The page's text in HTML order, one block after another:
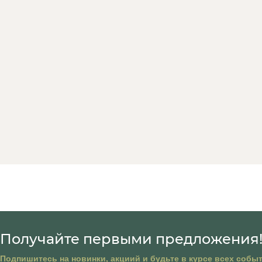
Получайте первыми предложения!
Подпишитесь на новинки, акциий и будьте в курсе всех